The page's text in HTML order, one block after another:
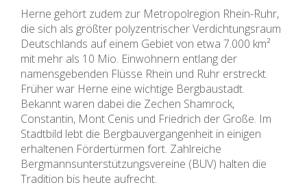
Herne gehört zudem zur Metropolregion Rhein-Ruhr,
die sich als größter polyzentrischer Verdichtungsraum
Deutschlands auf einem Gebiet von etwa 7.000 km²
mit mehr als 10 Mio. Einwohnern entlang der
namensgebenden Flüsse Rhein und Ruhr erstreckt.
Früher war Herne eine wichtige Bergbaustadt.
Bekannt waren dabei die Zechen Shamrock,
Constantin, Mont Cenis und Friedrich der Große. Im
Stadtbild lebt die Bergbauvergangenheit in einigen
erhaltenen Fördertürmen fort. Zahlreiche
Bergmannsunterstützungsvereine (BUV) halten die
Tradition bis heute aufrecht.